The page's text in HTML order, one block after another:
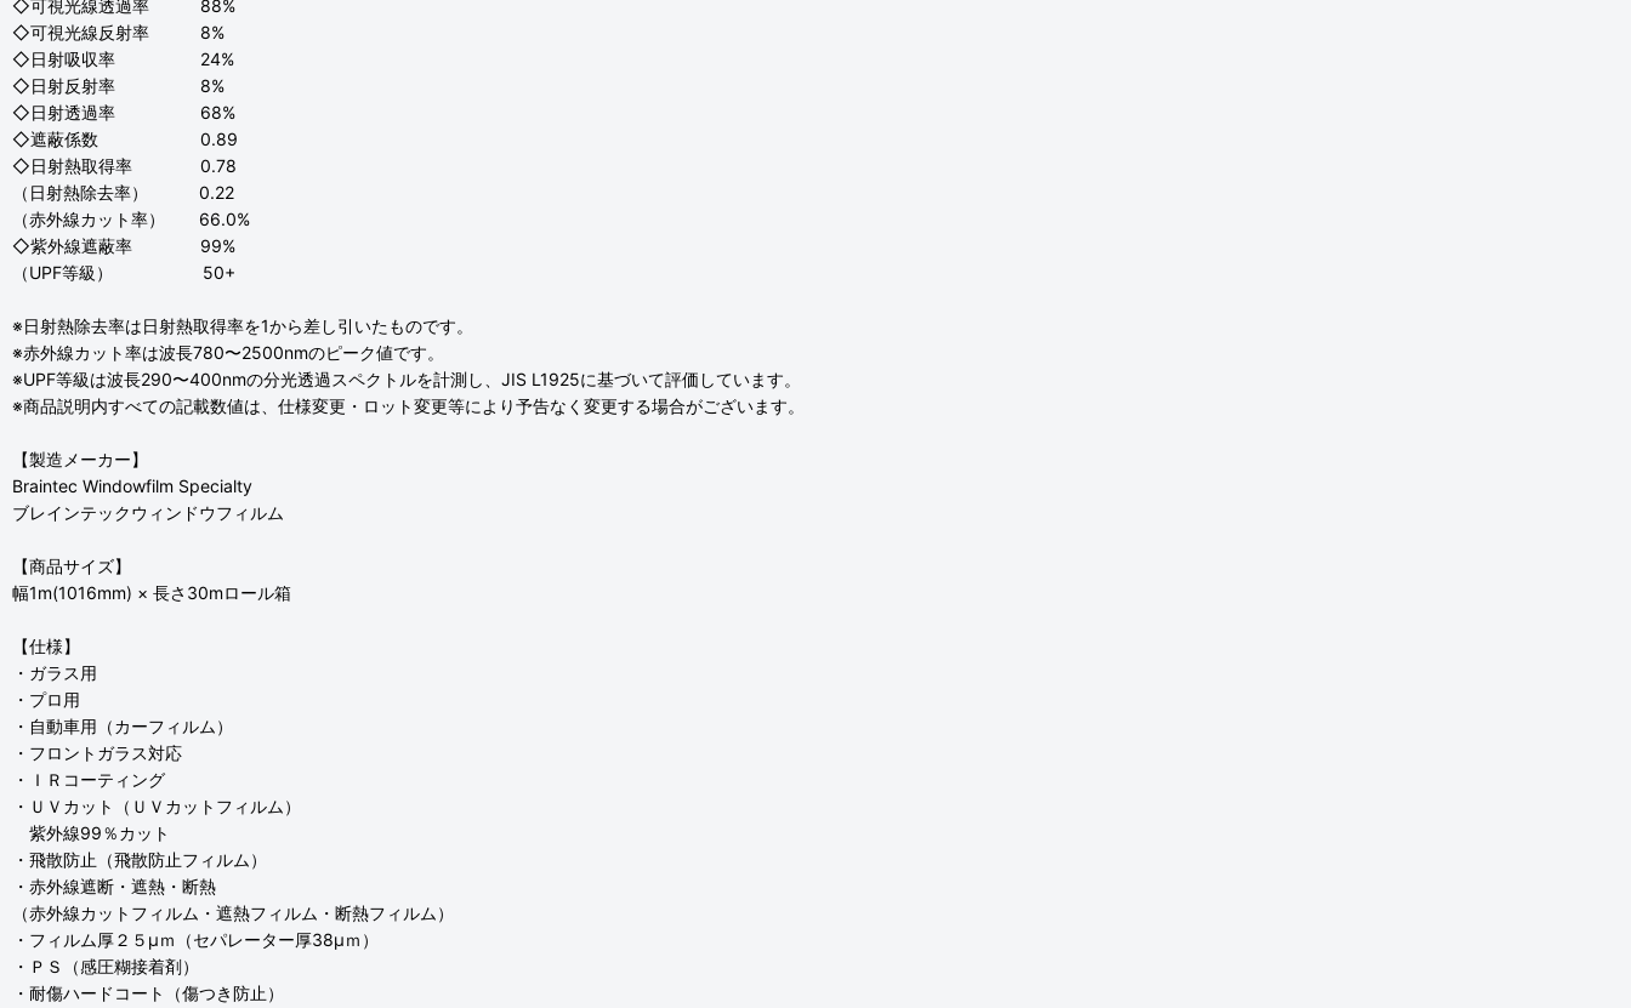
◇可視光線透過率 88%
◇可視光線反射率 8%
◇日射吸収率 24%
◇日射反射率 8%
◇日射透過率 68%
◇遮蔽係数 0.89
◇日射熱取得率 0.78
（日射熱除去率） 0.22
（赤外線カット率） 66.0%
◇紫外線遮蔽率 99%
（UPF等級） 50+
※日射熱除去率は日射熱取得率を1から差し引いたものです。
※赤外線カット率は波長780〜2500nmのピーク値です。
※UPF等級は波長290〜400nmの分光透過スペクトルを計測し、JIS L1925に基づいて評価しています。
※商品説明内すべての記載数値は、仕様変更・ロット変更等により予告なく変更する場合がございます。
【製造メーカー】
Braintec Windowfilm Specialty
ブレインテックウィンドウフィルム
【商品サイズ】
幅1m(1016mm) × 長さ30mロール箱
【仕様】
・ガラス用
・プロ用
・自動車用（カーフィルム）
・フロントガラス対応
・ＩＲコーティング
・ＵＶカット（ＵＶカットフィルム）
紫外線99％カット
・飛散防止（飛散防止フィルム）
・赤外線遮断・遮熱・断熱
（赤外線カットフィルム・遮熱フィルム・断熱フィルム）
・フィルム厚２５μｍ（セパレーター厚38μｍ）
・ＰＳ（感圧糊接着剤）
・耐傷ハードコート（傷つき防止）